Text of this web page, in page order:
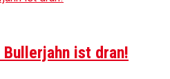
ist dran!